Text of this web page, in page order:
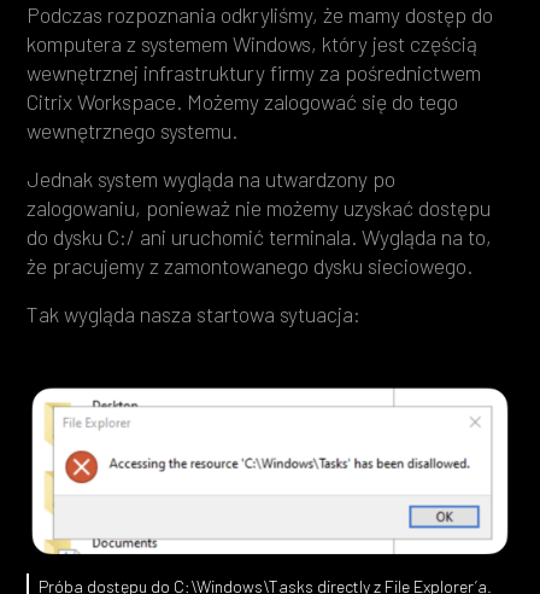
Podczas rozpoznania odkryliśmy, że mamy dostęp do
komputera z systemem Windows, który jest częścią
wewnętrznej infrastruktury firmy za pośrednictwem
Citrix Workspace. Możemy zalogować się do tego
wewnętrznego systemu.
Jednak system wygląda na utwardzony po
zalogowaniu, ponieważ nie możemy uzyskać dostępu
do dysku C:/ ani uruchomić terminala. Wygląda na to,
że pracujemy z zamontowanego dysku sieciowego.
Tak wygląda nasza startowa sytuacja:
Próba dostępu do C:\Windows\Tasks directly z File Explorer’a.